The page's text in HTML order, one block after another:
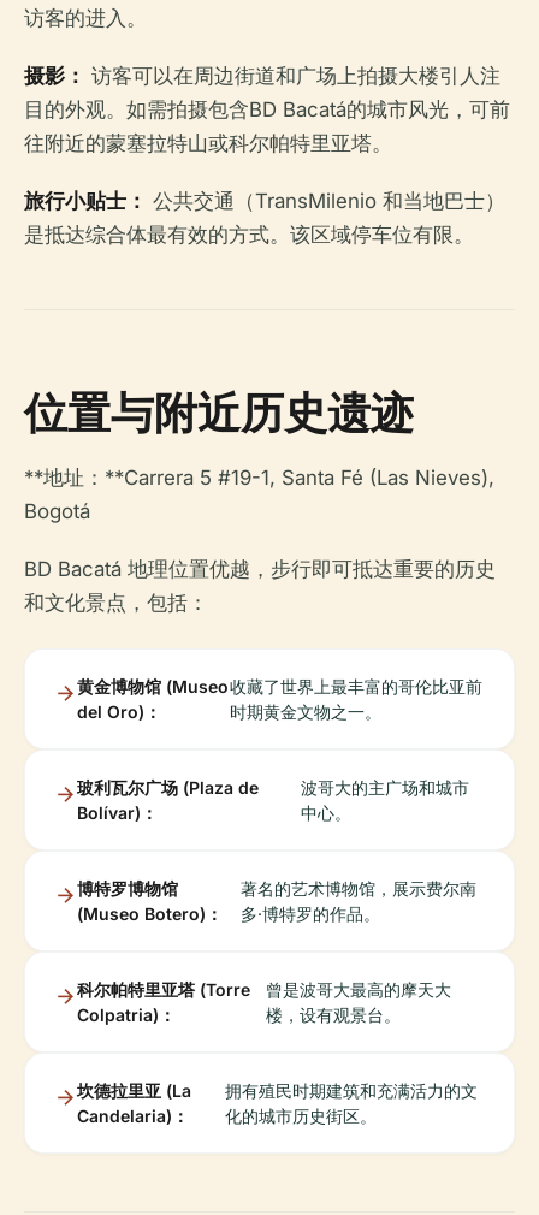
访客的进入。
摄影： 访客可以在周边街道和广场上拍摄大楼引人注
目的外观。如需拍摄包含BD Bacatá的城市风光，可前
往附近的蒙塞拉特山或科尔帕特里亚塔。
旅行小贴士： 公共交通（TransMilenio 和当地巴士）
是抵达综合体最有效的方式。该区域停车位有限。
位置与附近历史遗迹
**地址：**Carrera 5 #19-1, Santa Fé (Las Nieves),
Bogotá
BD Bacatá 地理位置优越，步行即可抵达重要的历史
和文化景点，包括：
黄金博物馆 (Museo
del Oro)：
收藏了世界上最丰富的哥伦比亚前
时期黄金文物之一。
玻利瓦尔广场 (Plaza de
Bolívar)：
波哥大的主广场和城市
中心。
博特罗博物馆
(Museo Botero)：
著名的艺术博物馆，展示费尔南
多·博特罗的作品。
科尔帕特里亚塔 (Torre
Colpatria)：
曾是波哥大最高的摩天大
楼，设有观景台。
坎德拉里亚 (La
Candelaria)：
拥有殖民时期建筑和充满活力的文
化的城市历史街区。